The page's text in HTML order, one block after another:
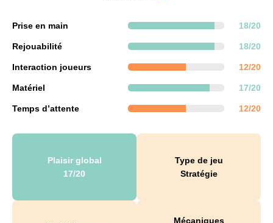
Prise en main 18/20
Rejouabilité 18/20
Interaction joueurs 12/20
Matériel 17/20
Temps d’attente 12/20
Plaisir global
17/20
Type de jeu
Stratégie
Mécaniques